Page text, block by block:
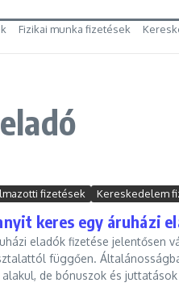
Fizikai munka fizetések
fizetések Kereskedelem
keres egy áruházi
eladók fizetése jelentősen
függően.
de bónuszok és